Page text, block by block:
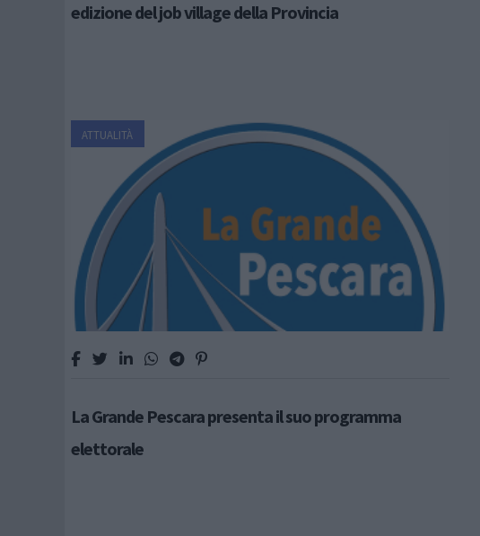
edizione del job village della Provincia
ATTUALITÀ
La Grande Pescara presenta il suo programma
elettorale